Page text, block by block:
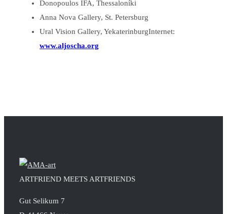
Donopoulos IFA, Thessaloníki
Anna Nova Gallery, St. Petersburg
Ural Vision Gallery, YekaterinburgInternet:
www.aljoscha.org
ARTFRIEND MEETS ARTFRIENDS
Gut Selikum 7